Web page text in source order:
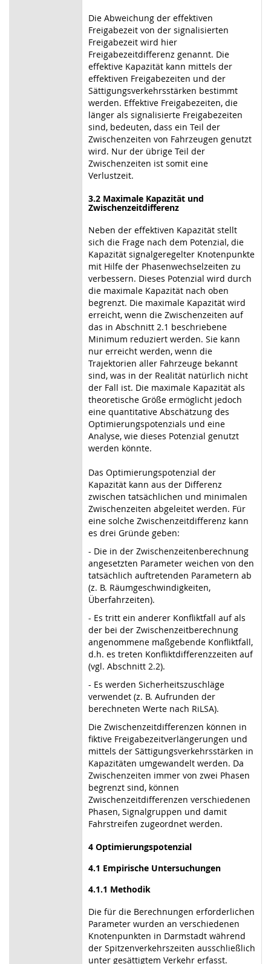
Die Abweichung der effektiven
Freigabezeit von der signalisierten
Freigabezeit wird hier
Freigabezeitdifferenz genannt. Die
effektive Kapazität kann mittels der
effektiven Freigabezeiten und der
Sättigungsverkehrsstärken bestimmt
werden. Effektive Freigabezeiten, die
länger als signalisierte Freigabezeiten
sind, bedeuten, dass ein Teil der
Zwischenzeiten von Fahrzeugen genutzt
wird. Nur der übrige Teil der
Zwischenzeiten ist somit eine
Verlustzeit.
3.2 Maximale Kapazität und
Zwischenzeitdifferenz
Neben der effektiven Kapazität stellt
sich die Frage nach dem Potenzial, die
Kapazität signalgeregelter Knotenpunkte
mit Hilfe der Phasenwechselzeiten zu
verbessern. Dieses Potenzial wird durch
die maximale Kapazität nach oben
begrenzt. Die maximale Kapazität wird
erreicht, wenn die Zwischenzeiten auf
das in Abschnitt 2.1 beschriebene
Minimum reduziert werden. Sie kann
nur erreicht werden, wenn die
Trajektorien aller Fahrzeuge bekannt
sind, was in der Realität natürlich nicht
der Fall ist. Die maximale Kapazität als
theoretische Größe ermöglicht jedoch
eine quantitative Abschätzung des
Optimierungspotenzials und eine
Analyse, wie dieses Potenzial genutzt
werden könnte.
Das Optimierungspotenzial der
Kapazität kann aus der Differenz
zwischen tatsächlichen und minimalen
Zwischenzeiten abgeleitet werden. Für
eine solche Zwischenzeitdifferenz kann
es drei Gründe geben:
- Die in der Zwischenzeitenberechnung
angesetzten Parameter weichen von den
tatsächlich auftretenden Parametern ab
(z. B. Räumgeschwindigkeiten,
Überfahrzeiten).
- Es tritt ein anderer Konfliktfall auf als
der bei der Zwischenzeitberechnung
angenommene maßgebende Konfliktfall,
d.h. es treten Konfliktdifferenzzeiten auf
(vgl. Abschnitt 2.2).
- Es werden Sicherheitszuschläge
verwendet (z. B. Aufrunden der
berechneten Werte nach RiLSA).
Die Zwischenzeitdifferenzen können in
fiktive Freigabezeitverlängerungen und
mittels der Sättigungsverkehrsstärken in
Kapazitäten umgewandelt werden. Da
Zwischenzeiten immer von zwei Phasen
begrenzt sind, können
Zwischenzeitdifferenzen verschiedenen
Phasen, Signalgruppen und damit
Fahrstreifen zugeordnet werden.
4 Optimierungspotenzial
4.1 Empirische Untersuchungen
4.1.1 Methodik
Die für die Berechnungen erforderlichen
Parameter wurden an verschiedenen
Knotenpunkten in Darmstadt während
der Spitzenverkehrszeiten ausschließlich
unter gesättigtem Verkehr erfasst.